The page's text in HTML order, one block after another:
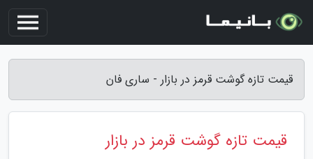
قیمت تازه گوشت قرمز در بازار - ساری فان
قیمت تازه گوشت قرمز در بازار